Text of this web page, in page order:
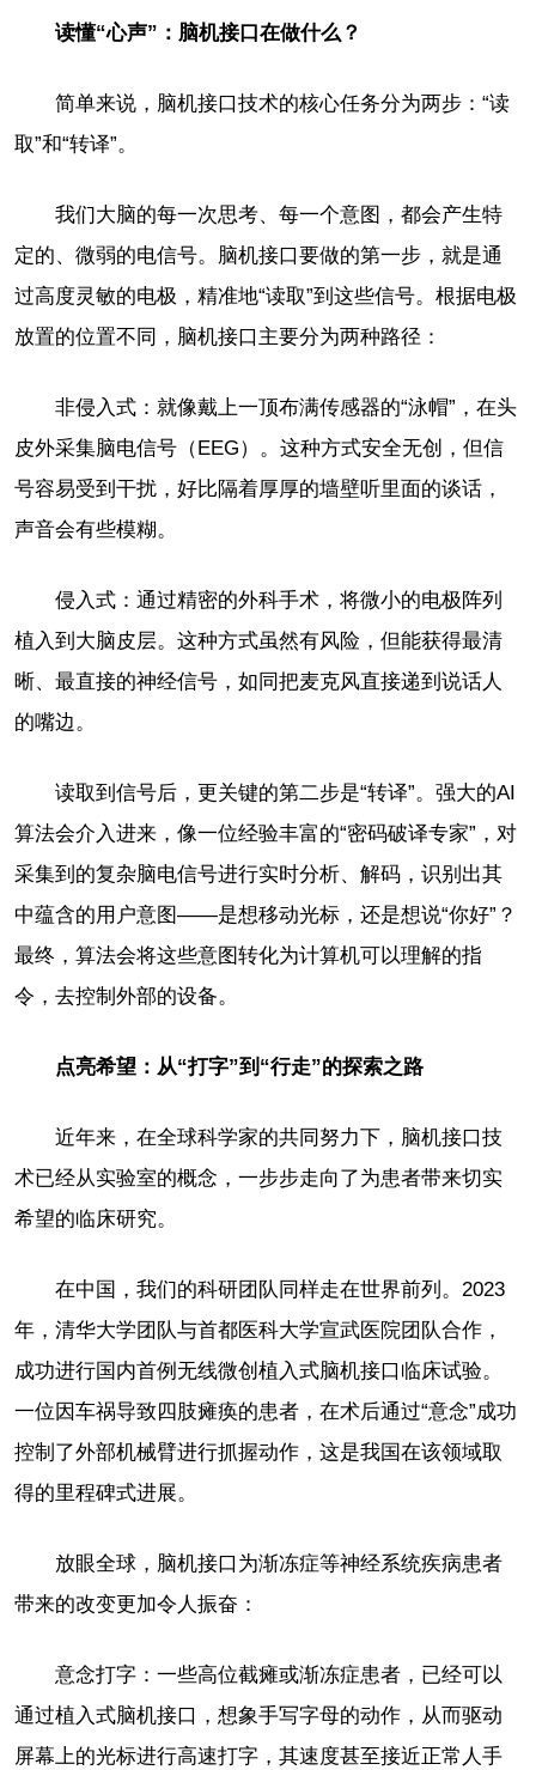
读懂“心声”：脑机接口在做什么？
简单来说，脑机接口技术的核心任务分为两步：“读
取”和“转译”。
我们大脑的每一次思考、每一个意图，都会产生特
定的、微弱的电信号。脑机接口要做的第一步，就是通
过高度灵敏的电极，精准地“读取”到这些信号。根据电极
放置的位置不同，脑机接口主要分为两种路径：
非侵入式：就像戴上一顶布满传感器的“泳帽”，在头
皮外采集脑电信号（EEG）。这种方式安全无创，但信
号容易受到干扰，好比隔着厚厚的墙壁听里面的谈话，
声音会有些模糊。
侵入式：通过精密的外科手术，将微小的电极阵列
植入到大脑皮层。这种方式虽然有风险，但能获得最清
晰、最直接的神经信号，如同把麦克风直接递到说话人
的嘴边。
读取到信号后，更关键的第二步是“转译”。强大的AI
算法会介入进来，像一位经验丰富的“密码破译专家”，对
采集到的复杂脑电信号进行实时分析、解码，识别出其
中蕴含的用户意图——是想移动光标，还是想说“你好”？
最终，算法会将这些意图转化为计算机可以理解的指
令，去控制外部的设备。
点亮希望：从“打字”到“行走”的探索之路
近年来，在全球科学家的共同努力下，脑机接口技
术已经从实验室的概念，一步步走向了为患者带来切实
希望的临床研究。
在中国，我们的科研团队同样走在世界前列。2023
年，清华大学团队与首都医科大学宣武医院团队合作，
成功进行国内首例无线微创植入式脑机接口临床试验。
一位因车祸导致四肢瘫痪的患者，在术后通过“意念”成功
控制了外部机械臂进行抓握动作，这是我国在该领域取
得的里程碑式进展。
放眼全球，脑机接口为渐冻症等神经系统疾病患者
带来的改变更加令人振奋：
意念打字：一些高位截瘫或渐冻症患者，已经可以
通过植入式脑机接口，想象手写字母的动作，从而驱动
屏幕上的光标进行高速打字，其速度甚至接近正常人手